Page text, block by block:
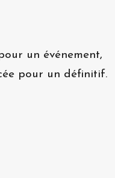
un événement,
pour un définitif.